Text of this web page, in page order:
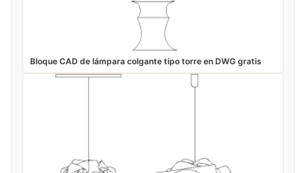
Bloque CAD de lámpara colgante tipo torre en DWG gratis